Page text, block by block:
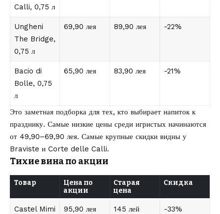
Calli, 0,75 л
Ungheni
The Bridge,
0,75 л
69,90 лея 89,90 лея -22%
Bacio di
Bolle, 0,75
л
65,90 лея 83,90 лея -21%
Это заметная подборка для тех, кто выбирает напиток к
празднику. Самые низкие цены среди игристых начинаются
от 49,90–69,90 лея. Самые крупные скидки видны у
Braviste и Corte delle Calli.
Тихие вина по акции
Товар
Цена по
акции
Старая
цена
Скидка
Castel Mimi
95,90 лея 145 лей -33%